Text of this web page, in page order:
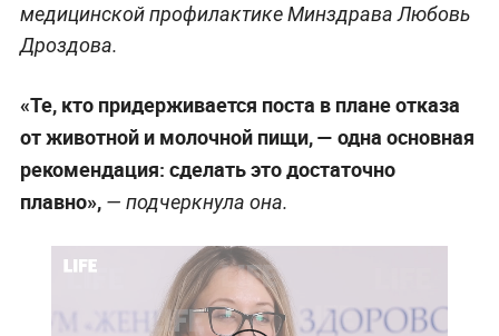
медицинской профилактике Минздрава Любовь
Дроздова.
«Те, кто придерживается поста в плане отказа
от животной и молочной пищи, — одна основная
рекомендация: сделать это достаточно
плавно»,— подчеркнула она.